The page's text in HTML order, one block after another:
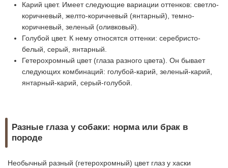
Карий цвет. Имеет следующие вариации оттенков: светло-
коричневый, желто-коричневый (янтарный), темно-
коричневый, зеленый (оливковый).
Голубой цвет. К нему относятся оттенки: серебристо-
белый, серый, янтарный.
Гетерохромный цвет (глаза разного цвета). Он бывает
следующих комбинаций: голубой-карий, зеленый-карий,
янтарный-карий, серый-голубой.
Разные глаза у собаки: норма или брак в
породе
Необычный разный (гетерохромный) цвет глаз у хаски